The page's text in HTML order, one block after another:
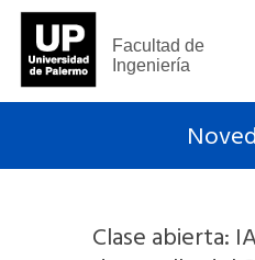
Facultad de
Ingeniería
Clase abierta: